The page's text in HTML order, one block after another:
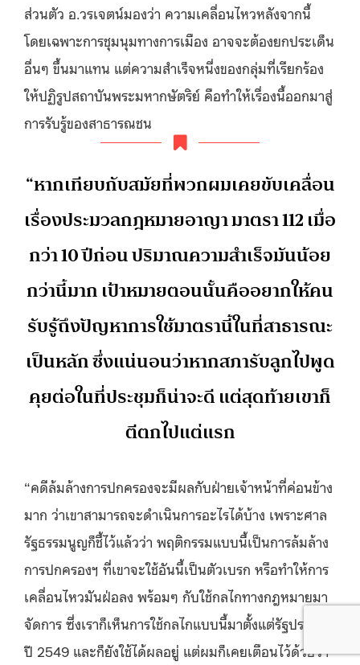
ส่วนตัว อ.วรเจตน์มองว่า ความเคลื่อนไหวหลังจากนี้
โดยเฉพาะการชุมนุมทางการเมือง อาจจะต้องยกประเด็น
อื่นๆ ขึ้นมาแทน แต่ความสำเร็จหนึ่งของกลุ่มที่เรียกร้อง
ให้ปฏิรูปสถาบันพระมหากษัตริย์ คือทำให้เรื่องนี้ออกมาสู่
การรับรู้ของสาธารณชน
“หากเทียบกับสมัยที่พวกผมเคยขับเคลื่อน
เรื่องประมวลกฎหมายอาญา มาตรา 112 เมื่อ
กว่า 10 ปีก่อน ปริมาณความสำเร็จมันน้อย
กว่านี้มาก เป้าหมายตอนนั้นคืออยากให้คน
รับรู้ถึงปัญหาการใช้มาตรานี้ในที่สาธารณะ
เป็นหลัก ซึ่งแน่นอนว่าหากสภารับลูกไปพูด
คุยต่อในที่ประชุมก็น่าจะดี แต่สุดท้ายเขาก็
ตีตกไปแต่แรก
“คดีล้มล้างการปกครองจะมีผลกับฝ่ายเจ้าหน้าที่ค่อนข้าง
มาก ว่าเขาสามารถจะดำเนินการอะไรได้บ้าง เพราะศาล
รัฐธรรมนูญก็ชี้ไว้แล้วว่า พฤติกรรมแบบนี้เป็นการล้มล้าง
การปกครองฯ ที่เขาจะใช้อันนี้เป็นตัวเบรก หรือทำให้การ
เคลื่อนไหวมันฝ่อลง พร้อมๆ กับใช้กลไกทางกฎหมายมา
จัดการ ซึ่งเราก็เห็นการใช้กลไกแบบนี้มาตั้งแต่รัฐประหาร
ปี 2549 และก็ยังใช้ได้ผลอยู่ แต่ผมก็เคยเตือนไว้ด้วยว่า